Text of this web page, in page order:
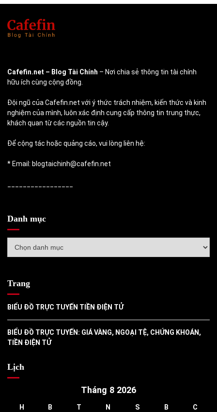
Cafefin.net – Blog Tài Chính – Nơi chia sẻ thông tin tài chính
hữu ích cùng cộng đồng.
Đội ngũ của Cafefin.net với ý thức trách nhiệm, kiến thức và kinh
nghiệm của mình, luôn xác định cung cấp thông tin trung thực,
khách quan từ các nguồn tin cậy.
Để cộng tác hoặc quảng cáo, vui lòng liên hệ:
* Email: blogtaichinh@cafefin.net
Danh mục
mục
Trang
BIỂU ĐỒ TRỰC TUYẾN TIỀN ĐIỆN TỬ
BIỂU ĐỒ TRỰC TUYẾN: GIÁ VÀNG, NGOẠI TỆ, CHỨNG KHOÁN,
TIỀN ĐIỆN TỬ
Lịch
Tháng 8 2026
H B T N S B C